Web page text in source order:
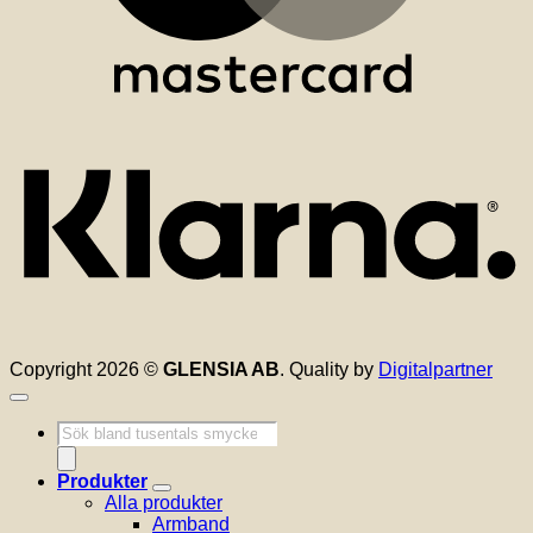
Copyright 2026 © GLENSIA AB. Quality by Digitalpartner
Produktsökning
Produkter
Alla produkter
Armband